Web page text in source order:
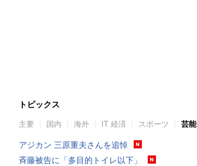
トピックス
主要 国内 海外 IT 経済 スポーツ 芸能
アジカン 三原重夫さんを追悼
斉藤被告に「多目的トイレ以下」